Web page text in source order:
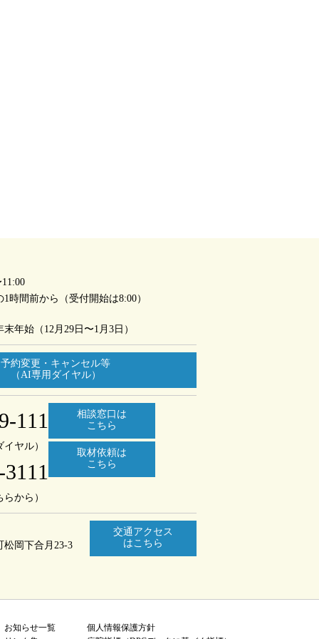
間前から（受付開始は8:00）
末年始（12月29日〜1月3日）
予約変更・キャンセル等
（AI専用ダイヤル）
111
ヤル）
から）
相談窓口は
こちら
取材依頼は
こちら
松岡下合月23-3
交通アクセス
はこちら
お知らせ一覧
個人情報保護方針